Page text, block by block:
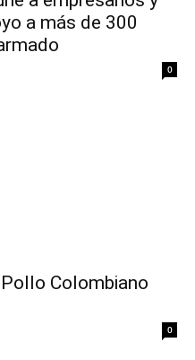
a más de 300
0
Colombiano
0